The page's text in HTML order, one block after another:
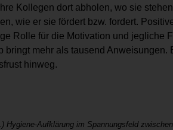
Kollegen dort abholen, wo sie
wie er sie fördert bzw. fordert.
Rolle für die Motivation und jegliche
bringt mehr als tausend Anweisungen.
hinweg.
Aufklärung im Spannungsfeld